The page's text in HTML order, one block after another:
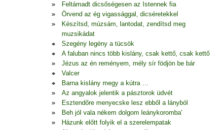
Feltámadt dicsőségesen az Istennek fia
Örvend az ég vigassággal, dicséretekkel
Készítsd, múzsám, lantodat, zendítsd meg
muzsikádat
Szegény legény a tücsök
A faluban nincs több kislány, csak kettő, csak kettő
Jézus az én reményem, mély sír födjön be bár
Valcer
Barna kislány megy a kútra …
Az angyalok jelentik a pásztorok üdvét
Esztendőre menyecske lesz ebből a lányból
Beh jól vala nékem dolgom leánykoromba'
Házunk előtt folyik el a szerelempatak